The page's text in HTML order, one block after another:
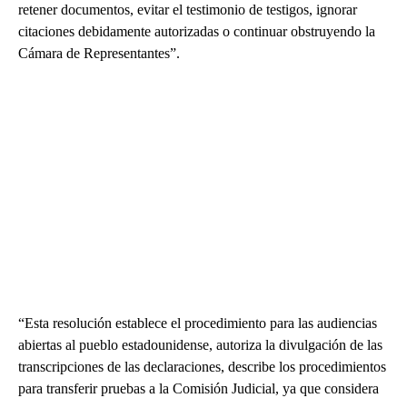
retener documentos, evitar el testimonio de testigos, ignorar
citaciones debidamente autorizadas o continuar obstruyendo la
Cámara de Representantes”.
“Esta resolución establece el procedimiento para las audiencias
abiertas al pueblo estadounidense, autoriza la divulgación de las
transcripciones de las declaraciones, describe los procedimientos
para transferir pruebas a la Comisión Judicial, ya que considera